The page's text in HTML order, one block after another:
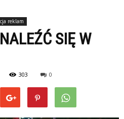
reklam
SIĘ W
303 0